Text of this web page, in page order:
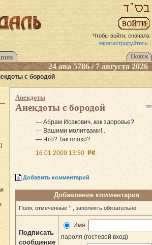
Чтобы войти, сначала
зарегистрируйтесь.
24 ава 5786 / 7 августа 2026
с бородой
Анекдоты
Анекдоты с бородой
— Абрам Исакович, как здоровье?
— Вашими молитвами!..
— Что? Так плохо?..
16.01.2009 13:50 Pif
Добавить комментарий
Добавление комментария
Поля, отмеченные * , заполнять обязательно
Подписать
сообщение
Имя
пароля (гостевой вход)